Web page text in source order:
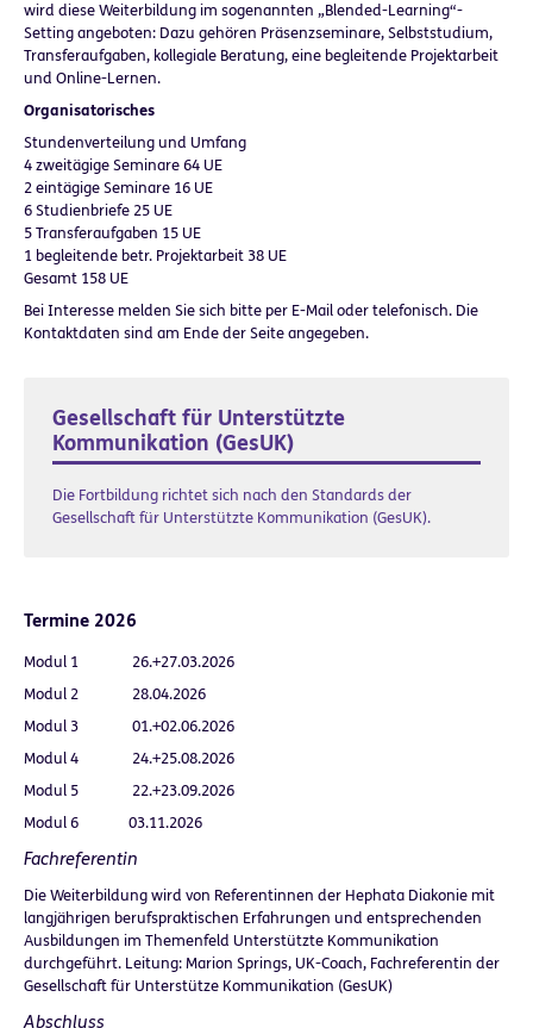
wird diese Weiterbildung im sogenannten „Blended-Learning“-
Setting angeboten: Dazu gehören Präsenzseminare, Selbststudium,
Transferaufgaben, kollegiale Beratung, eine begleitende Projektarbeit
und Online-Lernen.
Organisatorisches
Stundenverteilung und Umfang
4 zweitägige Seminare 64 UE
2 eintägige Seminare 16 UE
6 Studienbriefe 25 UE
5 Transferaufgaben 15 UE
1 begleitende betr. Projektarbeit 38 UE
Gesamt 158 UE
Bei Interesse melden Sie sich bitte per E-Mail oder telefonisch. Die
Kontaktdaten sind am Ende der Seite angegeben.
Gesellschaft für Unterstützte
Kommunikation (GesUK)
Die Fortbildung richtet sich nach den Standards der
Gesellschaft für Unterstützte Kommunikation (GesUK).
Termine 2026
Modul 1 26.+27.03.2026
Modul 2 28.04.2026
Modul 3 01.+02.06.2026
Modul 4 24.+25.08.2026
Modul 5 22.+23.09.2026
Modul 6 03.11.2026
Fachreferentin
Die Weiterbildung wird von Referentinnen der Hephata Diakonie mit
langjährigen berufspraktischen Erfahrungen und entsprechenden
Ausbildungen im Themenfeld Unterstützte Kommunikation
durchgeführt. Leitung: Marion Springs, UK-Coach, Fachreferentin der
Gesellschaft für Unterstütze Kommunikation (GesUK)
Abschluss